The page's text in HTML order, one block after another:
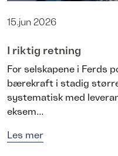
15.jun 2026
I riktig retning
For selskapene i Ferds
bærekraft i stadig
systematisk med
eksem...
Les mer